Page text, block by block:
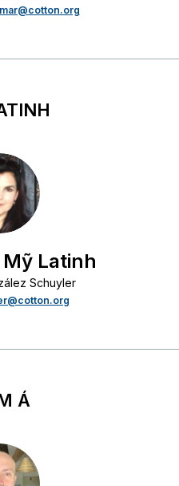
Latinh
Schuyler
Á